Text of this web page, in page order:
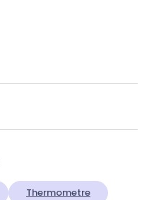
Thermometre